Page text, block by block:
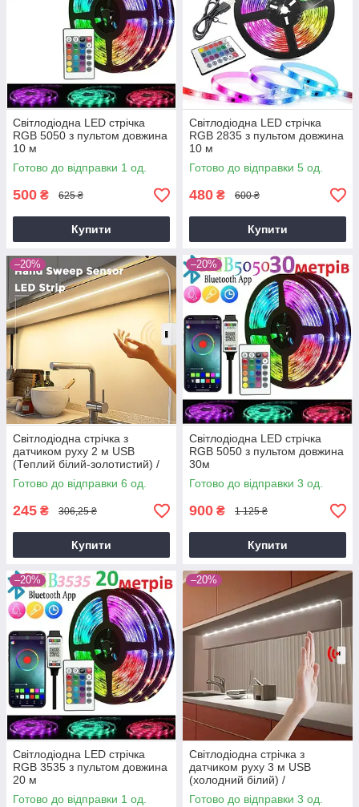
Світлодіодна LED стрічка
RGB 5050 з пультом довжина
10 м
Готово до відправки 1 од.
500 ₴ 625 ₴
Купити
Світлодіодна LED стрічка
RGB 2835 з пультом довжина
10 м
Готово до відправки 5 од.
480 ₴ 600 ₴
Купити
–20%
Світлодіодна стрічка з
датчиком руху 2 м USB
(Теплий білий-золотистий) /
Світлодіодна підсвітка кухні
Готово до відправки 6 од.
245 ₴ 306,25 ₴
Купити
–20%
Світлодіодна LED стрічка
RGB 5050 з пультом довжина
30м
Готово до відправки 3 од.
900 ₴ 1 125 ₴
Купити
–20%
Світлодіодна LED стрічка
RGB 3535 з пультом довжина
20 м
Готово до відправки 1 од.
–20%
Світлодіодна стрічка з
датчиком руху 3 м USB
(холодний білий) /
Світлодіодна підсвітка кухні
Готово до відправки 3 од.